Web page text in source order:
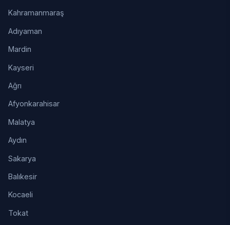
Kahramanmaraş
Adıyaman
Mardin
Kayseri
Ağrı
Afyonkarahisar
Malatya
Aydın
Sakarya
Balıkesir
Kocaeli
Tokat